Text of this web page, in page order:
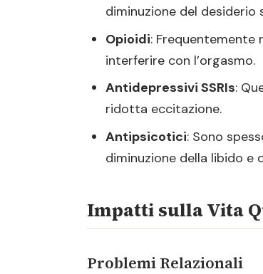
diminuzione del desiderio
Opioidi: Frequentemente
interferire con l’orgasmo.
Antidepressivi SSRIs:
ridotta eccitazione.
Antipsicotici: Sono
diminuzione della libido e
Impatti sulla Vita
Problemi Relazionali